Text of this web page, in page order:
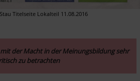
Titelseite Lokalteil 11.08.2016
der Macht in der Meinungsbildung sehr
zu betrachten